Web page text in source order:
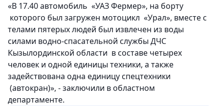
«В 17.40 автомобиль «УАЗ Фермер», на борту
которого был загружен мотоцикл «Урал», вместе с
телами пятерых людей был извлечен из воды
силами водно-спасательной службы ДЧС
Кызылординской области в составе четырех
человек и одной единицы техники, а также
задействована одна единицу спецтехники
(автокран)», - заключили в областном
департаменте.